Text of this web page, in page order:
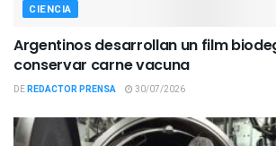
CIENCIA
Argentinos desarrollan un film
conservar carne vacuna
DEREDACTOR PRENSA 30/07/2026